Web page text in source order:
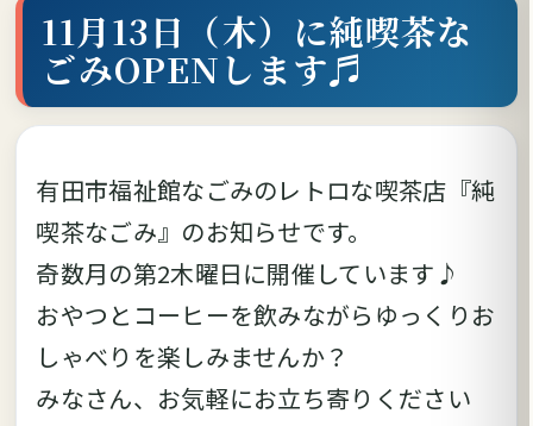
11月13日（木）に純喫茶な
ごみOPENします♬
有田市福祉館なごみのレトロな喫茶店『純
喫茶なごみ』のお知らせです。
奇数月の第2木曜日に開催しています♪
おやつとコーヒーを飲みながらゆっくりお
しゃべりを楽しみませんか？
みなさん、お気軽にお立ち寄りください